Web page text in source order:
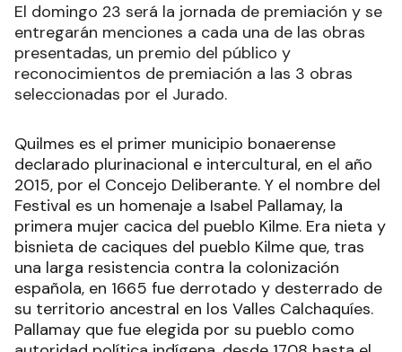
El domingo 23 será la jornada de premiación y se
entregarán menciones a cada una de las obras
presentadas, un premio del público y
reconocimientos de premiación a las 3 obras
seleccionadas por el Jurado.
Quilmes es el primer municipio bonaerense
declarado plurinacional e intercultural, en el año
2015, por el Concejo Deliberante. Y el nombre del
Festival es un homenaje a Isabel Pallamay, la
primera mujer cacica del pueblo Kilme. Era nieta y
bisnieta de caciques del pueblo Kilme que, tras
una larga resistencia contra la colonización
española, en 1665 fue derrotado y desterrado de
su territorio ancestral en los Valles Calchaquíes.
Pallamay que fue elegida por su pueblo como